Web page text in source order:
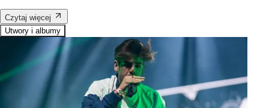
Czytaj więcej
Utwory i albumy